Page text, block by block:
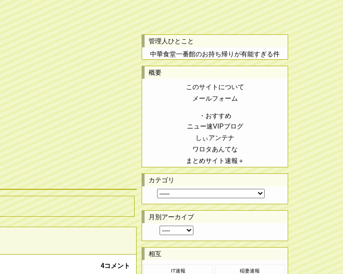
4コメント
管理人ひとこと
中華食堂一番館のお持ち帰りが有能すぎる件
概要
このサイトについて
メールフォーム
・おすすめ
ニュー速VIPブログ
しぃアンテナ
ワロタあんてな
まとめサイト速報＋
カテゴリ
月別アーカイブ
相互
IT速報 稲妻速報